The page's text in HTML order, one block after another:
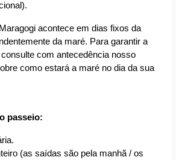
acontece em dias fixos da
da maré. Para garantir a
com antecedência nosso
como estará a maré no dia da sua
passeio:
(as saídas são pela manhã / os